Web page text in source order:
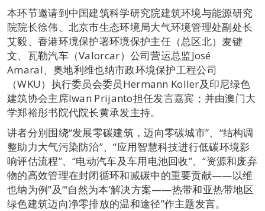
本环节邀请到中国建筑科学研究院建筑环境与能源研究
院院长徐伟、北京市生态环境局大气环境管理处副处长
艾毅、香港环境保护署环境保护主任（总区北）麦键
文、瓦勒汽车（Valorcar）公司营运总监José
Amaral、奥地利维也纳市政环境保护工程公司
（WKU）执行委员会委员Hermann Koller及印尼绿色
建筑协会主席Iwan Prijanto担任发言嘉宾；并由澳门大
学郑裕彤书院代院长黄承发主持。
讲者分别围绕“发展零碳建筑，迈向零碳城市”、“结构调
整助力大气污染防治”、“应用智慧科技进行低碳环境影
响评估流程”、“电动汽车及车用电池回收”、“资源和废弃
物的高效管理在封闭循环和减碳中的重要贡献——以维
也纳为例”及“‘自然为本’解决方案——热带和亚热带地区
绿色建筑迈向净零排放的温和途径”作主题发言。